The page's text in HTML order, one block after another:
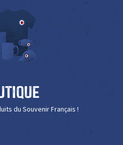
du Souvenir Français !